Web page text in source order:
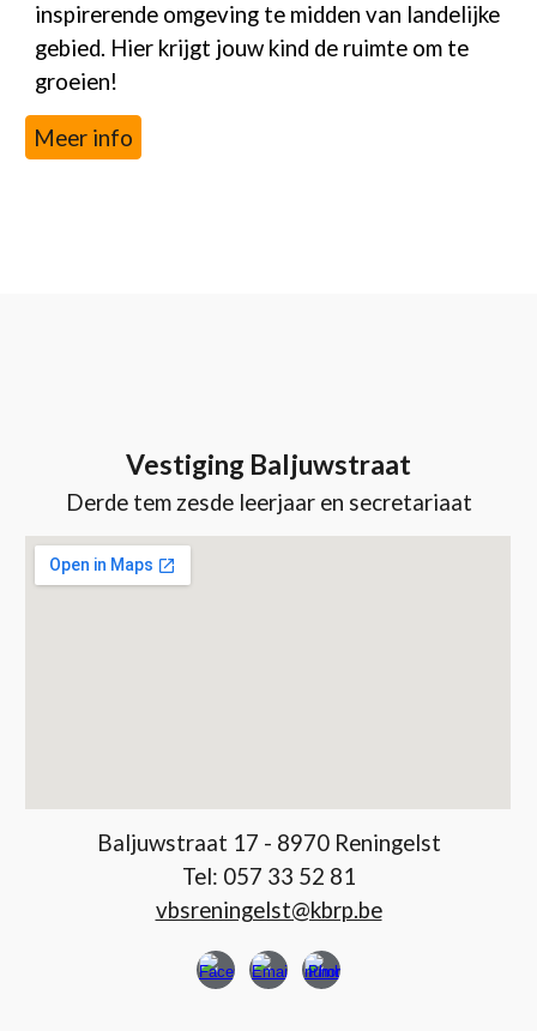
inspirerende omgeving te midden van landelijke
gebied. Hier krijgt jouw kind de ruimte om te
groeien!
Meer info
Vestiging Baljuwstraat
Derde tem zesde leerjaar en secretariaat
Baljuwstraat 17 - 8970 Reningelst
Tel: 057 33 52 81
vbsreningelst@kbrp.be